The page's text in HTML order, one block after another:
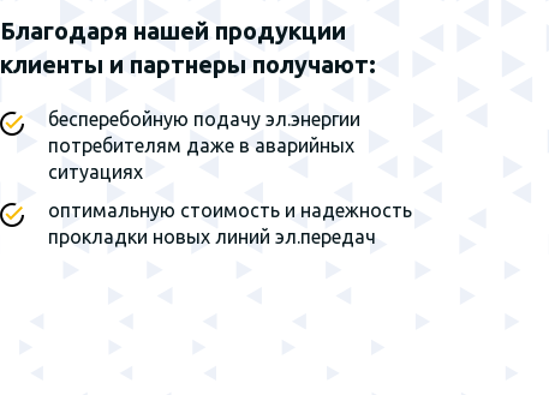
Мы являемся
представителем завода на
территории Сибирского
федерального округа и
Благодаря нашей продукции
клиенты и партнеры получают:
бесперебойную подачу эл.энергии
потребителям даже в аварийных
ситуациях
оптимальную стоимость и надежность
прокладки новых линий эл.передач